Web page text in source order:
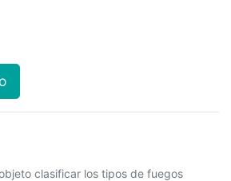
clasificar los tipos de fuegos